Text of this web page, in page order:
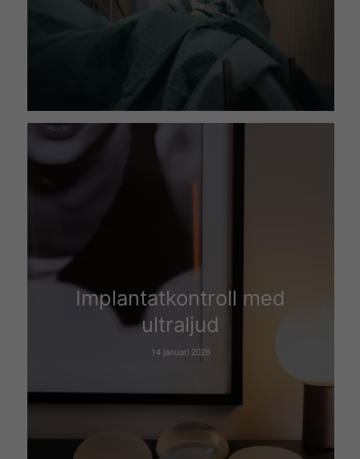
Implantatkontroll med
ultraljud
14 januari 2026